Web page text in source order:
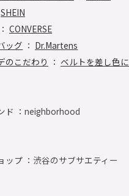
SHEIN
： CONVERSE
ッグ ： Dr.Martens
のこだわり ： ベルトを差し色に
ド ： neighborhood
ップ ： 渋谷のサブサエティー